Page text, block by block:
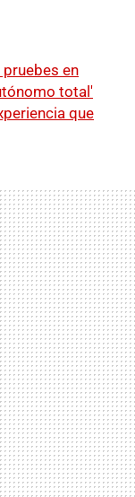
pruebes en
total'
que